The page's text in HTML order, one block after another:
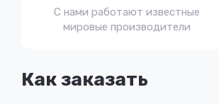
Как заказать
С нами работают известные
мировые производители